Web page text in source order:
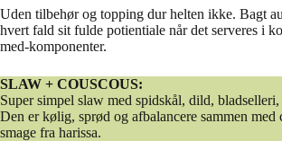
Uden tilbehør og topping dur helten ikke. Bagt
hvert fald sit fulde potientiale når det serveres i
med-komponenter.
SLAW + COUSCOUS:
Super simpel slaw med spidskål, dild,
Den er kølig, sprød og afbalancere sammen med
smage fra harissa.